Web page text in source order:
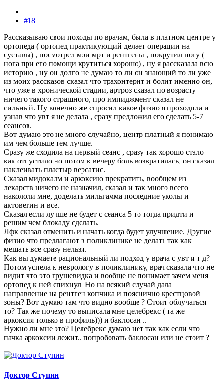
#18
Рассказываю свои походы по врачам, была в платном центре у
ортопеда ( ортопед практикующий делает операции на
суставы) , посмотрел мои мрт и рентгены , покрутил ногу (
нога при его помощи крутиться хорошо) , ну я рассказала всю
историю , ну он долго не думаю то ли он знающий то ли уже
из моих рассказов сказал что трахонтерит и болит именно он,
что уже в хронической стадии, артроз сказал по возрасту
ничего такого страшного, про импиджмент сказал не
сильный. Ну конечно же спросил какое физио я проходила и
узнав что увт я не делала , сразу предложил его сделать 5-7
сеансов.
Вот думаю это не много случайно, центр платный я понимаю
им чем больше тем лучше.
Сразу же сходила на первый сеанс , сразу так хорошо стало
как отпустило но потом к вечеру боль возвратилась, он сказал
наклеивать пластыр версатис.
Сказал мидокалм и аркоксию прекратить, вообщем из
лекарств ничего не назначил, сказал и так много всего
накололи мне, доделать мильгамма последние уколы и
актовегин и все.
Сказал если лучше не будет с сеанса 5 то тогда придти и
решим чем блокаду сделать.
Лфк сказал отменить и начать когда будет улучшение. Другие
физио что предлагают в поликлинике не делать так как
мешать все сразу нельзя.
Как вы думаете рациональный ли подход у врача с увт и т д?
Потом успела к неврологу в поликлинику, врач сказала что не
видит что это грушевидка и вообще не понимает зачем меня
ортопед к ней спихнул. Но на всякий случай дала
направление на рентген копчика и пояснично крестцовой
зоны? Вот думаю там что видно вообще ? Стоит облучаться
то? Так же почему то выписала мне целебрекс ( та же
аркоксия только в профиль))) и баклосан ..
Нужно ли мне это? Целебрекс думаю нет так как если что
пачка аркоксии лежит.. попробовать баклосан или не стоит ?
Доктор Ступин